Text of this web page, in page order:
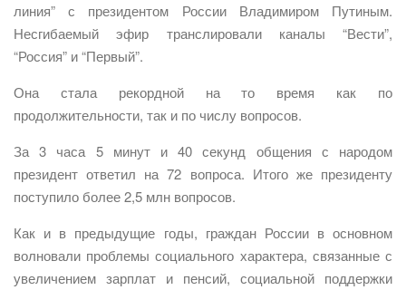
линия” с президентом России Владимиром Путиным.
Несгибаемый эфир транслировали каналы “Вести”,
“Россия” и “Первый”.
Она стала рекордной на то время как по
продолжительности, так и по числу вопросов.
За 3 часа 5 минут и 40 секунд общения с народом
президент ответил на 72 вопроса. Итого же президенту
поступило более 2,5 млн вопросов.
Как и в предыдущие годы, граждан России в основном
волновали проблемы социального характера, связанные с
увеличением зарплат и пенсий, социальной поддержки